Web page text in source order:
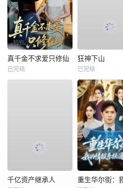
真千金不求爱只修仙
已完结
狂神下山
已完结
千亿资产继承人